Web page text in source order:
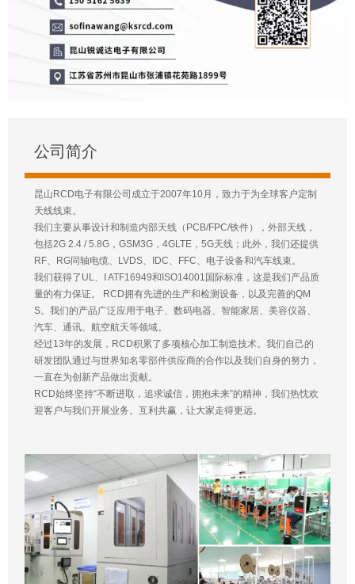
公司简介
昆山RCD电子有限公司成立于2007年10月，致力于为全球客户定制
天线线束。
我们主要从事设计和制造内部天线（PCB/FPC/铁件），外部天线，
包括2G 2.4 / 5.8G，GSM3G，4GLTE，5G天线；此外，我们还提供
RF、RG同轴电缆、LVDS、IDC、FFC、电子设备和汽车线束。
我们获得了UL、I ATF16949和ISO14001国际标准，这是我们产品质
量的有力保证。 RCD拥有先进的生产和检测设备，以及完善的QM
S。我们的产品广泛应用于电子、数码电器、智能家居、美容仪器、
汽车、通讯、航空航天等领域。
经过13年的发展，RCD积累了多项核心加工制造技术。我们自己的
研发团队通过与世界知名零部件供应商的合作以及我们自身的努力，
一直在为创新产品做出贡献。
RCD始终坚持“不断进取，追求诚信，拥抱未来”的精神，我们热忱欢
迎客户与我们开展业务。互利共赢，让大家走得更远。